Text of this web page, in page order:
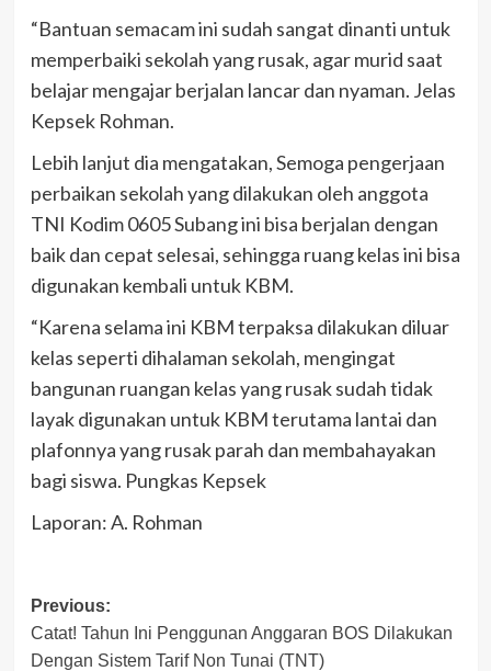
“Bantuan semacam ini sudah sangat dinanti untuk
memperbaiki sekolah yang rusak, agar murid saat
belajar mengajar berjalan lancar dan nyaman. Jelas
Kepsek Rohman.
Lebih lanjut dia mengatakan, Semoga pengerjaan
perbaikan sekolah yang dilakukan oleh anggota
TNI Kodim 0605 Subang ini bisa berjalan dengan
baik dan cepat selesai, sehingga ruang kelas ini bisa
digunakan kembali untuk KBM.
“Karena selama ini KBM terpaksa dilakukan diluar
kelas seperti dihalaman sekolah, mengingat
bangunan ruangan kelas yang rusak sudah tidak
layak digunakan untuk KBM terutama lantai dan
plafonnya yang rusak parah dan membahayakan
bagi siswa. Pungkas Kepsek
Laporan: A. Rohman
Post
navigation
Previous:
Catat! Tahun Ini Penggunan Anggaran BOS Dilakukan
Dengan Sistem Tarif Non Tunai (TNT)